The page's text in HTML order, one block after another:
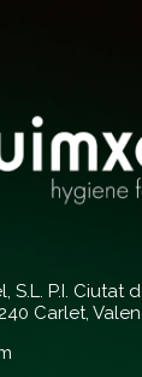
S.L. P.I. Ciutat
Carlet,